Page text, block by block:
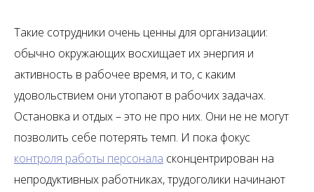
Такие сотрудники очень ценны для организации:
обычно окружающих восхищает их энергия и
активность в рабочее время, и то, с каким
удовольствием они утопают в рабочих задачах.
Остановка и отдых – это не про них. Они не не могут
позволить себе потерять темп. И пока фокус
контроля работы персонала сконцентрирован на
непродуктивных работниках, трудоголики начинают